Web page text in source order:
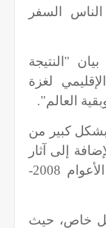
الناس السفر
"النتيجة
لغزة
العالم".
بشكل كبير من
إلى آثار
الحروب الثلاث التي وقعت في الأعوام 2008-
خاص، حيث